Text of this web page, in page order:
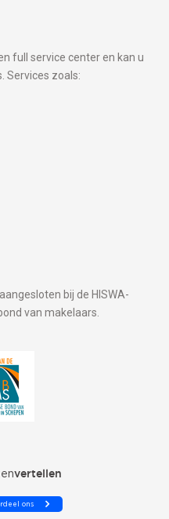
full service center en kan u
Services zoals:
bij de HISWA-
van makelaars.